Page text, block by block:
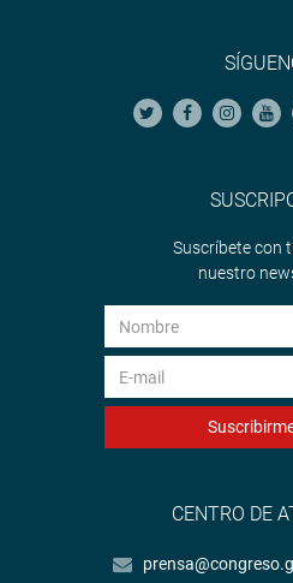
Suscríbete con
nuestro
CENTRO DE